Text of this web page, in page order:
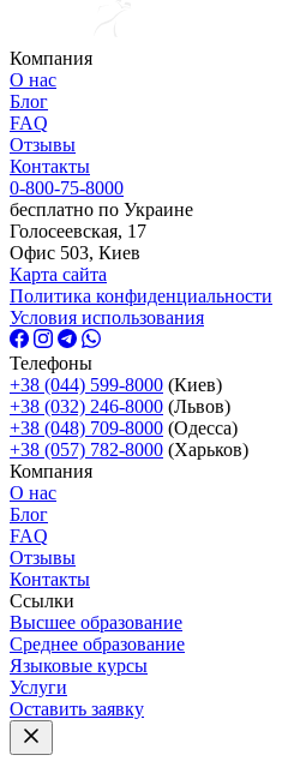
Компания
О нас
Блог
FAQ
Отзывы
Контакты
0-800-75-8000
бесплатно по Украине
Голосеевская, 17
Офис 503, Киев
Карта сайта
Политика конфиденциальности
Условия использования
Телефоны
+38 (044) 599-8000 (Киев)
+38 (032) 246-8000 (Львов)
+38 (048) 709-8000 (Одесcа)
+38 (057) 782-8000 (Харьков)
Компания
О нас
Блог
FAQ
Отзывы
Контакты
Ссылки
Высшее образование
Среднее образование
Языковые курсы
Услуги
Оставить заявку